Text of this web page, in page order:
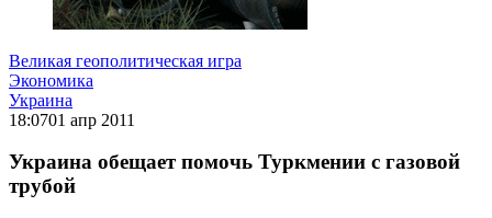
Великая геополитическая игра
Экономика
Украина
18:0701 апр 2011
Украина обещает помочь Туркмении с газовой
трубой